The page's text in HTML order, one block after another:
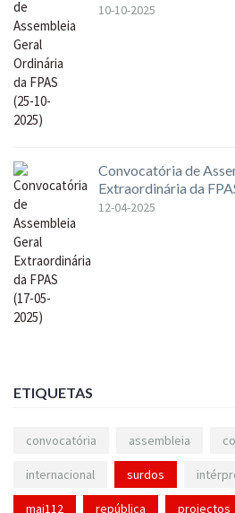
10-10-2025
Convocatória de
Extraordinária da
12-04-2025
ETIQUETAS
convocatória assembleia
internacional surdos
mai112 república projectos